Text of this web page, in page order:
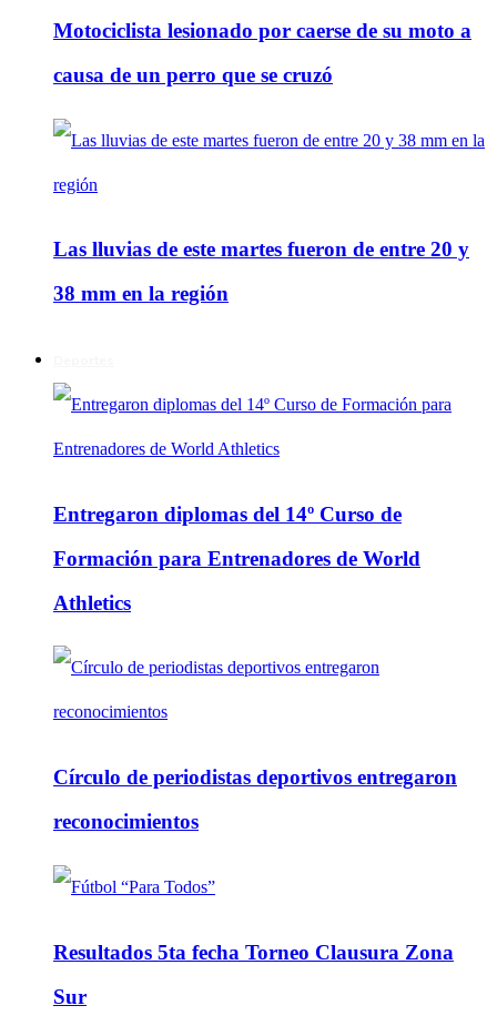
Motociclista lesionado por caerse de su moto a
causa de un perro que se cruzó
Las lluvias de este martes fueron de entre 20 y
38 mm en la región
Entregaron diplomas del 14º Curso de
Formación para Entrenadores de World
Athletics
Círculo de periodistas deportivos entregaron
reconocimientos
Resultados 5ta fecha Torneo Clausura Zona
Sur